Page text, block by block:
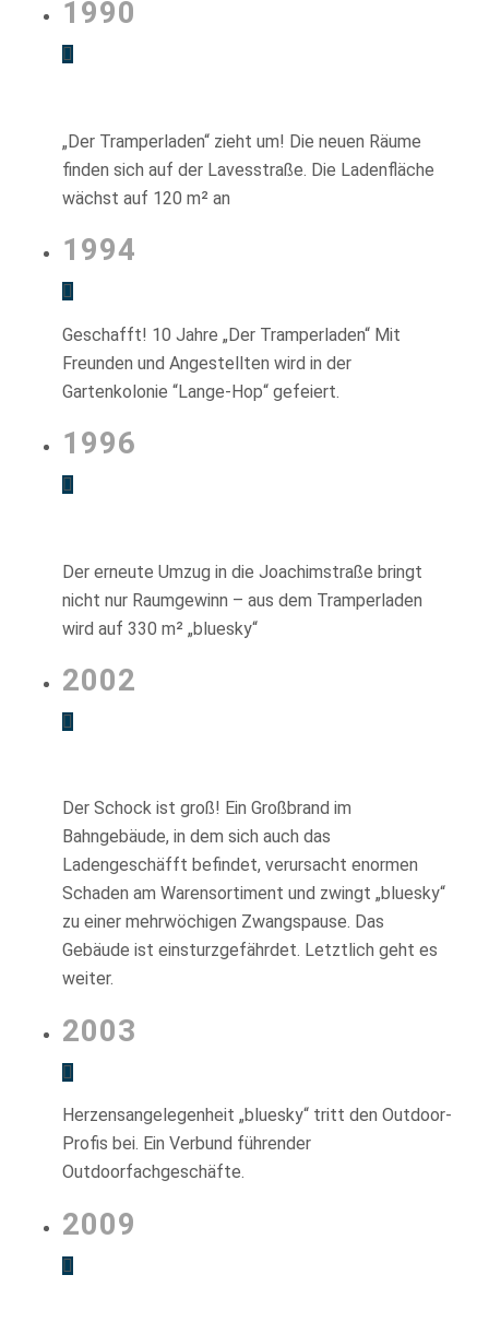
1990
„Der Tramperladen“ zieht um! Die neuen Räume
finden sich auf der Lavesstraße. Die Ladenfläche
wächst auf 120 m² an
1994
Geschafft! 10 Jahre „Der Tramperladen“ Mit
Freunden und Angestellten wird in der
Gartenkolonie “Lange-Hop“ gefeiert.
1996
Der erneute Umzug in die Joachimstraße bringt
nicht nur Raumgewinn – aus dem Tramperladen
wird auf 330 m² „bluesky“
2002
Der Schock ist groß! Ein Großbrand im
Bahngebäude, in dem sich auch das
Ladengeschäfft befindet, verursacht enormen
Schaden am Warensortiment und zwingt „bluesky“
zu einer mehrwöchigen Zwangspause. Das
Gebäude ist einsturzgefährdet. Letztlich geht es
weiter.
2003
Herzensangelegenheit „bluesky“ tritt den Outdoor-
Profis bei. Ein Verbund führender
Outdoorfachgeschäfte.
2009